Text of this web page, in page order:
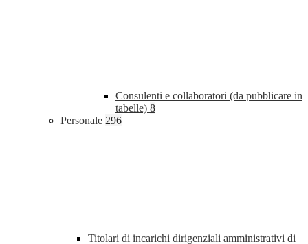
Consulenti e collaboratori (da pubblicare in
tabelle) 8
Personale 296
Titolari di incarichi dirigenziali amministrativi di